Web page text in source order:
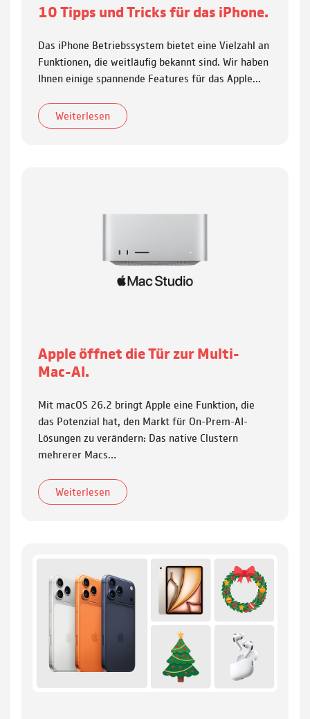
10 Tipps und Tricks für das iPhone.
Das iPhone Betriebssystem bietet eine Vielzahl an
Funktionen, die weitläufig bekannt sind. Wir haben
Ihnen einige spannende Features für das Apple…
Weiterlesen
Apple öffnet die Tür zur Multi-
Mac-AI.
Mit macOS 26.2 bringt Apple eine Funktion, die
das Potenzial hat, den Markt für On-Prem-AI-
Lösungen zu verändern: Das native Clustern
mehrerer Macs…
Weiterlesen